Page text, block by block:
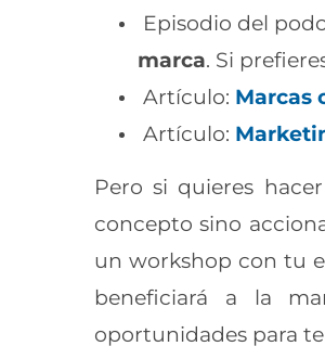
Episodio del
marca. Si
Artículo: Marcas
Artículo:
Pero si quieres
concepto sino
un workshop con tu
beneficiará a la
oportunidades para